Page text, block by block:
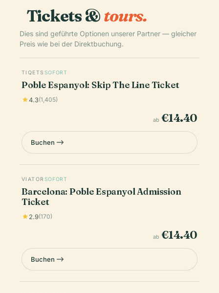
Tickets &tours.
Dies sind geführte Optionen unserer Partner — gleicher
Preis wie bei der Direktbuchung.
TIQETS SOFORT
Poble Espanyol: Skip The Line Ticket
4.3(1,405)
ab €14.40
Buchen
VIATOR SOFORT
Barcelona: Poble Espanyol Admission
Ticket
2.9(170)
ab €14.40
Buchen